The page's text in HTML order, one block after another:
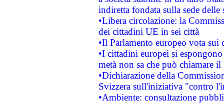
indiretta fondata sulla sede delle
•Libera circolazione: la
dei cittadini UE in sei città
•Il Parlamento europeo vota sui
•I cittadini europei si
metà non sa che può chiamare
•Dichiarazione della
Svizzera sull'iniziativa "contro
•Ambiente: consultazione